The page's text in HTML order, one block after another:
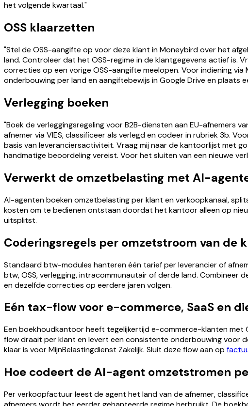
het volgende kwartaal."
OSS klaarzetten
"Stel de OSS-aangifte op voor deze klant in Moneybird over het
land. Controleer dat het OSS-regime in de klantgegevens actief is.
correcties op een vorige OSS-aangifte meelopen. Voor indiening
onderbouwing per land en aangiftebewijs in Google Drive en plaats
Verlegging boeken
"Boek de verleggingsregeling voor B2B-diensten aan EU-afnemers
afnemer via VIES, classificeer als verlegd en codeer in rubriek 3b.
basis van leveranciersactiviteit. Vraag mij naar de kantoorlijst met
handmatige beoordeling vereist. Voor het sluiten van een nieuwe
Verwerkt de omzetbelasting met AI-
AI-agenten boeken omzetbelasting per klant en verkoopkanaal,
kosten om te bedienen ontstaan doordat het kantoor alleen op
uitsplitst.
Coderingsregels per omzetstroom van de
Standaard btw-modules hanteren één tarief per leverancier of
btw, OSS, verlegging, intracommunautair of derde land. Combineer
en dezelfde correcties op eerdere jaren volgen.
Eén tax-flow voor e-commerce, SaaS en
Een boekhoudkantoor heeft tegelijkertijd e-commerce-klanten met
flow draait per klant en levert een consistente onderbouwing voor
klaar is voor MijnBelastingdienst Zakelijk. Sluit deze flow aan op
Hoe codeert de AI-agent omzetstromen
Per verkoopfactuur leest de agent het land van de afnemer,